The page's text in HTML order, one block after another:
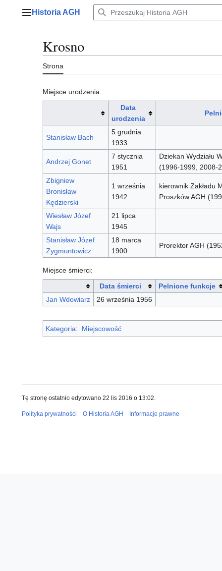
Menu główne
Historia AGH
Krosno
Strona
Miejsce urodzenia:
Data
urodzenia
Stanisław Bach
5 grudnia
1933
Andrzej Gonet
7 stycznia
1951
Dziekan Wydziału
(1996-1999, 2008-
Zbigniew
Bronisław
Kędzierski
1 września
1942
kierownik Zakładu
Proszków AGH
Wiesław Józef
Wajs
21 lipca
1945
Stanisław Józef
Zygmuntowicz
18 marca
1900
Prorektor AGH
Miejsce śmierci:
Data śmierci
Pelnione funkcje
Jan Wdowiarz
26 września 1956
Kategoria: Miejscowość
Tę stronę ostatnio edytowano 22 lis 2016 o 13:02.
Polityka prywatności O Historia AGH Informacje prawne